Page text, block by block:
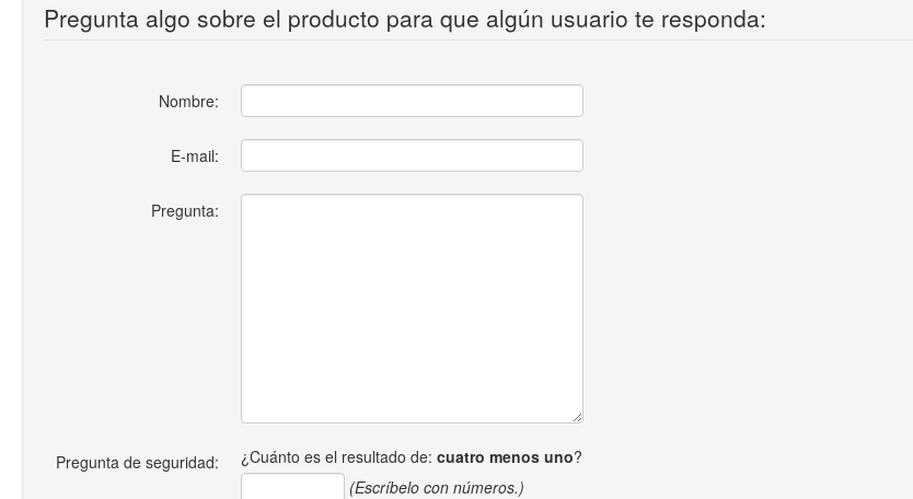
Pregunta algo sobre el producto para que algún usuario te responda:
Nombre:
E-mail:
Pregunta:
Pregunta de seguridad: ¿Cuánto es el resultado de: cuatro menos uno?
(Escríbelo con números.)